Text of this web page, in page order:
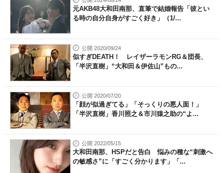
元AKB48大和田南那、直筆で結婚報告「彼とい
る時の自分自身がすごく好き」（1/...
公開 2020/09/24
似すぎDEATH！ レイザーラモンRG＆団長、
「半沢直樹」“大和田＆伊佐山”もの...
公開 2020/07/20
「顔が似過ぎてる」「そっくりの悪人面！」
「半沢直樹」香川照之＆市川猿之助の“よ...
公開 2022/05/15
大和田南那、HSPだと告白 悩みの種な“刺激へ
の敏感さ”に「すごく分かります」「...